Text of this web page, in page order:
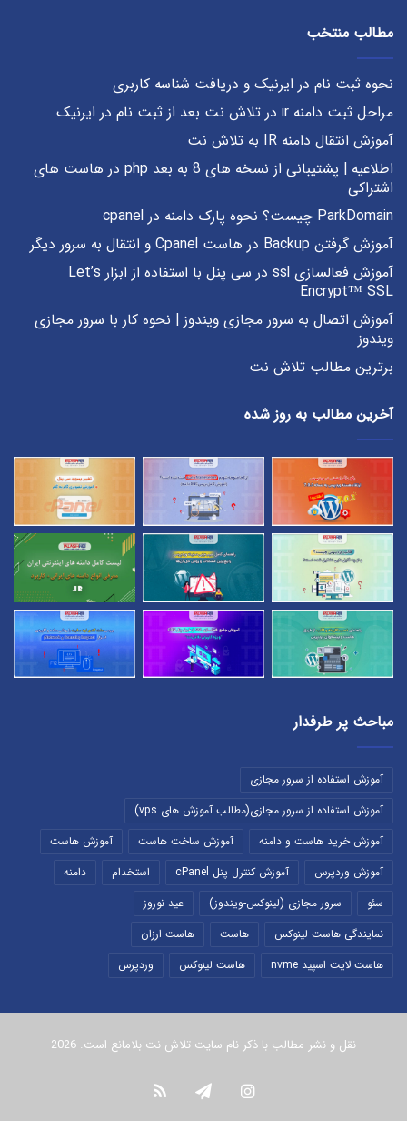
مطالب منتخب
نحوه ثبت نام در ایرنیک و دریافت شناسه کاربری
مراحل ثبت دامنه ir در تلاش نت بعد از ثبت نام در ایرنیک
آموزش انتقال دامنه IR به تلاش نت
اطلاعیه | پشتیبانی از نسخه های 8 به بعد php در هاست های
اشتراکی
ParkDomain چیست؟ نحوه پارک دامنه در cpanel
آموزش گرفتن Backup در هاست Cpanel و انتقال به سرور دیگر
آموزش فعالسازی ssl در سی پنل با استفاده از ابزار Let’s
Encrypt™ SSL
آموزش اتصال به سرور مجازی ویندوز | نحوه کار با سرور مجازی
ویندوز
برترین مطالب تلاش نت
آخرین مطالب به روز شده
مباحث پر طرفدار
آموزش استفاده از سرور مجازی
آموزش استفاده از سرور مجازی(مطالب آموزش های vps)
آموزش خرید هاست و دامنه
آموزش ساخت هاست
آموزش هاست
آموزش وردپرس
آموزش کنترل پنل cPanel استخدام
دامنه
سئو
سرور مجازی (لینوکس-ویندوز)
عید نوروز
نمایندگی هاست لینوکس
هاست
هاست ارزان
هاست لایت اسپید nvme
هاست لینوکس وردپرس
نقل و نشر مطالب با ذکر نام سایت تلاش نت بلامانع است. 2026
اینستاگرامتلگرامخوراک